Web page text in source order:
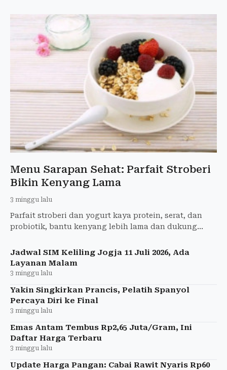
Menu Sarapan Sehat: Parfait Stroberi
Bikin Kenyang Lama
3 minggu lalu
Parfait stroberi dan yogurt kaya protein, serat, dan
probiotik, bantu kenyang lebih lama dan dukung
Jadwal SIM Keliling Jogja 11 Juli 2026, Ada
Layanan Malam
3 minggu lalu
Yakin Singkirkan Prancis, Pelatih Spanyol
Percaya Diri ke Final
3 minggu lalu
Emas Antam Tembus Rp2,65 Juta/Gram, Ini
Daftar Harga Terbaru
3 minggu lalu
Update Harga Pangan: Cabai Rawit Nyaris Rp60